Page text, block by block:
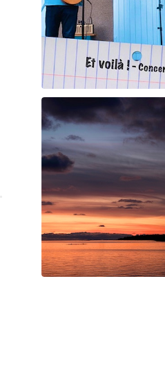
Et voilà !
Geneviève Cabannes -
Francis Gorgé